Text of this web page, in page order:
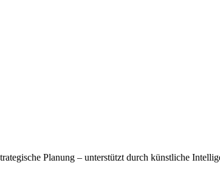
Planung – unterstützt durch künstliche